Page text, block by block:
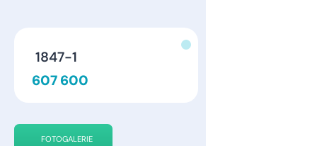
1847-1
607 600
FOTOGALERIE